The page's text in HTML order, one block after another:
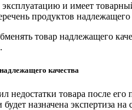
эксплуатацию и имеет
продуктов
товар надлежащего
качества
недостатки товара после
будет назначена экспертиза